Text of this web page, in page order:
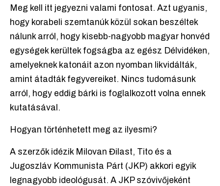
Meg kell itt jegyezni valami fontosat. Azt ugyanis,
hogy korabeli szemtanúk közül sokan beszéltek
nálunk arról, hogy kisebb-nagyobb magyar honvéd
egységek kerültek fogságba az egész Délvidéken,
amelyeknek katonáit azon nyomban likvidálták,
amint átadták fegyvereiket. Nincs tudomásunk
arról, hogy eddig bárki is foglalkozott volna ennek
kutatásával.
Hogyan történhetett meg az ilyesmi?
A szerzők idézik Milovan Đilast, Tito és a
Jugoszláv Kommunista Párt (JKP) akkori egyik
legnagyobb ideológusát. A JKP szóvivőjeként